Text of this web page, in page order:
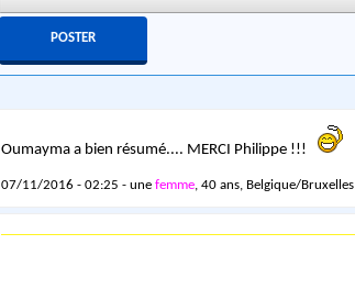
Oumayma a bien résumé.... MERCI Philippe !!!
07/11/2016 - 02:25 - une femme, 40 ans, Belgique/Bruxelles